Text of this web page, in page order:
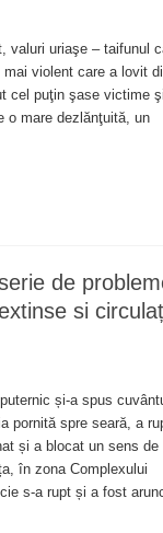
valuri uriaşe – taifunul
violent care a lovit
cel puţin şase victime
o mare dezlănţuită, un
de
si
și-a spus
pornită spre seară, a
și a blocat un sens de
în zona Complexului
s-a rupt și a fost